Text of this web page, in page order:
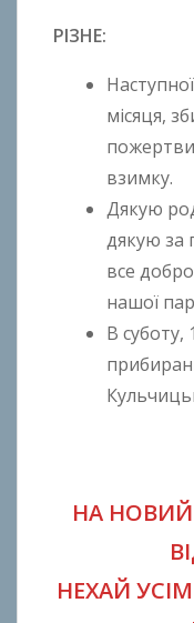
РІЗНЕ:
місяця,
взимку.
Дякую
дякую за
все
нашої
В
НА
НЕХАЙ